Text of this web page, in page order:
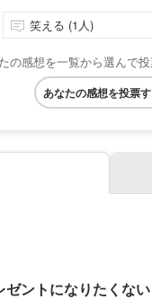
笑える (1人)
の感想を一覧から選んで投
あなたの感想を投票
ントになりたくない